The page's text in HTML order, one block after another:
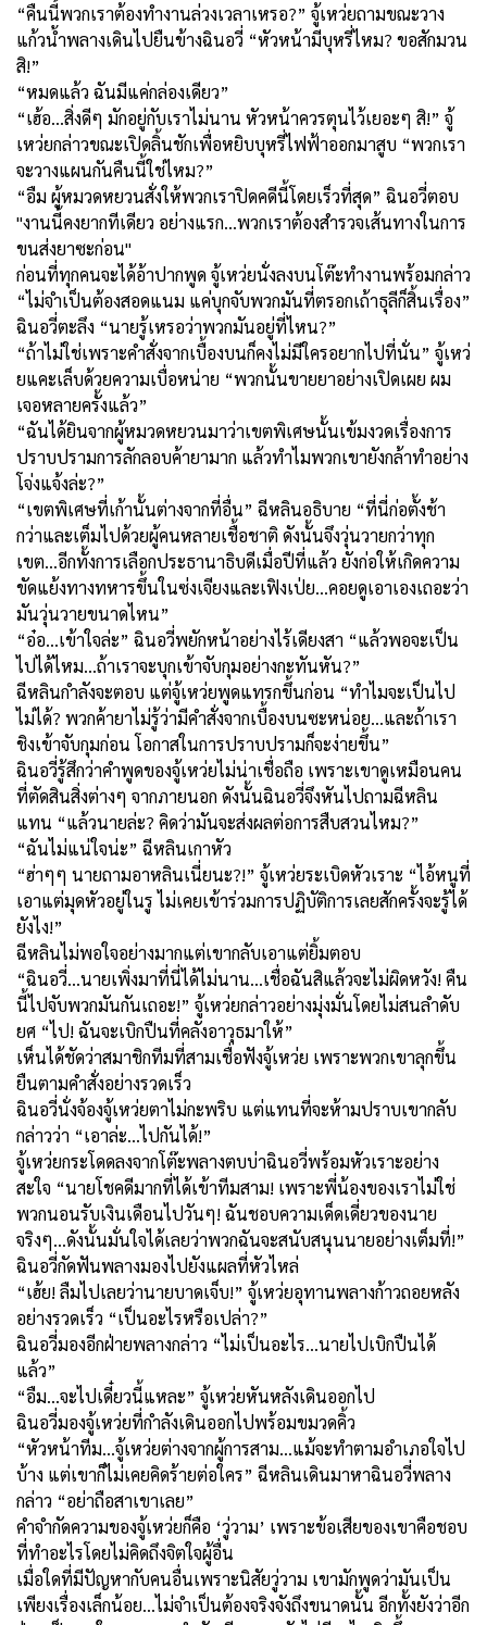
“คืนนี้พวกเราต้องทำงานล่วงเวลาเหรอ?” จู้เหว่ยถามขณะวาง
แก้วน้ำพลางเดินไปยืนข้างฉินอวี่ “หัวหน้ามีบุหรี่ไหม? ขอสักมวน
สิ!”
“หมดแล้ว ฉันมีแค่กล่องเดียว”
“เฮ้อ...สิ่งดีๆ มักอยู่กับเราไม่นาน หัวหน้าควรตุนไว้เยอะๆ สิ!” จู้
เหว่ยกล่าวขณะเปิดลิ้นชักเพื่อหยิบบุหรี่ไฟฟ้าออกมาสูบ “พวกเรา
จะวางแผนกันคืนนี้ใช่ไหม?”
“อืม ผู้หมวดหยวนสั่งให้พวกเราปิดคดีนี้โดยเร็วที่สุด” ฉินอวี่ตอบ
"งานนี้คงยากทีเดียว อย่างแรก...พวกเราต้องสำรวจเส้นทางในการ
ขนส่งยาซะก่อน"
ก่อนที่ทุกคนจะได้อ้าปากพูด จู้เหว่ยนั่งลงบนโต๊ะทำงานพร้อมกล่าว
“ไม่จำเป็นต้องสอดแนม แค่บุกจับพวกมันที่ตรอกเถ้าธุลีก็สิ้นเรื่อง”
ฉินอวี่ตะลึง “นายรู้เหรอว่าพวกมันอยู่ที่ไหน?”
“ถ้าไม่ใช่เพราะคำสั่งจากเบื้องบนก็คงไม่มีใครอยากไปที่นั่น” จู้เหว่
ยแคะเล็บด้วยความเบื่อหน่าย “พวกนั้นขายยาอย่างเปิดเผย ผม
เจอหลายครั้งแล้ว”
“ฉันได้ยินจากผู้หมวดหยวนมาว่าเขตพิเศษนั้นเข้มงวดเรื่องการ
ปราบปรามการลักลอบค้ายามาก แล้วทำไมพวกเขายังกล้าทำอย่าง
โจ่งแจ้งล่ะ?”
“เขตพิเศษที่เก้านั้นต่างจากที่อื่น” ฉีหลินอธิบาย “ที่นี่ก่อตั้งช้า
กว่าและเต็มไปด้วยผู้คนหลายเชื้อชาติ ดังนั้นจึงวุ่นวายกว่าทุก
เขต...อีกทั้งการเลือกประธานาธิบดีเมื่อปีที่แล้ว ยังก่อให้เกิดความ
ขัดแย้งทางทหารขึ้นในซ่งเจียงและเฟิงเป่ย...คอยดูเอาเองเถอะว่า
มันวุ่นวายขนาดไหน”
“อ๋อ...เข้าใจล่ะ” ฉินอวี่พยักหน้าอย่างไร้เดียงสา “แล้วพอจะเป็น
ไปได้ไหม...ถ้าเราจะบุกเข้าจับกุมอย่างกะทันหัน?”
ฉีหลินกำลังจะตอบ แต่จู้เหว่ยพูดแทรกขึ้นก่อน “ทำไมจะเป็นไป
ไม่ได้? พวกค้ายาไม่รู้ว่ามีคำสั่งจากเบื้องบนซะหน่อย...และถ้าเรา
ชิงเข้าจับกุมก่อน โอกาสในการปราบปรามก็จะง่ายขึ้น”
ฉินอวี่รู้สึกว่าคำพูดของจู้เหว่ยไม่น่าเชื่อถือ เพราะเขาดูเหมือนคน
ที่ตัดสินสิ่งต่างๆ จากภายนอก ดังนั้นฉินอวี่จึงหันไปถามฉีหลิน
แทน “แล้วนายล่ะ? คิดว่ามันจะส่งผลต่อการสืบสวนไหม?”
“ฉันไม่แน่ใจน่ะ” ฉีหลินเกาหัว
“ฮ่าๆๆ นายถามอาหลินเนี่ยนะ?!” จู้เหว่ยระเบิดหัวเราะ “ไอ้หนูที่
เอาแต่มุดหัวอยู่ในรู ไม่เคยเข้าร่วมการปฏิบัติการเลยสักครั้งจะรู้ได้
ยังไง!”
ฉีหลินไม่พอใจอย่างมากแต่เขากลับเอาแต่ยิ้มตอบ
“ฉินอวี่...นายเพิ่งมาที่นี่ได้ไม่นาน...เชื่อฉันสิแล้วจะไม่ผิดหวัง! คืน
นี้ไปจับพวกมันกันเถอะ!” จู้เหว่ยกล่าวอย่างมุ่งมั่นโดยไม่สนลำดับ
ยศ “ไป! ฉันจะเบิกปืนที่คลังอาวุธมาให้”
เห็นได้ชัดว่าสมาชิกทีมที่สามเชื่อฟังจู้เหว่ย เพราะพวกเขาลุกขึ้น
ยืนตามคำสั่งอย่างรวดเร็ว
ฉินอวี่นั่งจ้องจู้เหว่ยตาไม่กะพริบ แต่แทนที่จะห้ามปราบเขากลับ
กล่าวว่า “เอาล่ะ...ไปกันได้!”
จู้เหว่ยกระโดดลงจากโต๊ะพลางตบบ่าฉินอวี่พร้อมหัวเราะอย่าง
สะใจ “นายโชคดีมากที่ได้เข้าทีมสาม! เพราะพี่น้องของเราไม่ใช่
พวกนอนรับเงินเดือนไปวันๆ! ฉันชอบความเด็ดเดี่ยวของนาย
จริงๆ...ดังนั้นมั่นใจได้เลยว่าพวกฉันจะสนับสนุนนายอย่างเต็มที่!”
ฉินอวี่กัดฟันพลางมองไปยังแผลที่หัวไหล่
“เฮ้ย! ลืมไปเลยว่านายบาดเจ็บ!” จู้เหว่ยอุทานพลางก้าวถอยหลัง
อย่างรวดเร็ว “เป็นอะไรหรือเปล่า?”
ฉินอวี่มองอีกฝ่ายพลางกล่าว “ไม่เป็นอะไร...นายไปเบิกปืนได้
แล้ว”
“อืม...จะไปเดี๋ยวนี้แหละ” จู้เหว่ยหันหลังเดินออกไป
ฉินอวี่มองจู้เหว่ยที่กำลังเดินออกไปพร้อมขมวดคิ้ว
“หัวหน้าทีม...จู้เหว่ยต่างจากผู้การสาม...แม้จะทำตามอำเภอใจไป
บ้าง แต่เขาก็ไม่เคยคิดร้ายต่อใคร” ฉีหลินเดินมาหาฉินอวี่พลาง
กล่าว “อย่าถือสาเขาเลย”
คำจำกัดความของจู้เหว่ยก็คือ ‘วู่วาม’ เพราะข้อเสียของเขาคือชอบ
ที่ทำอะไรโดยไม่คิดถึงจิตใจผู้อื่น
เมื่อใดที่มีปัญหากับคนอื่นเพราะนิสัยวู่วาม เขามักพูดว่ามันเป็น
เพียงเรื่องเล็กน้อย...ไม่จำเป็นต้องจริงจังถึงขนาดนั้น อีกทั้งยังว่าอีก